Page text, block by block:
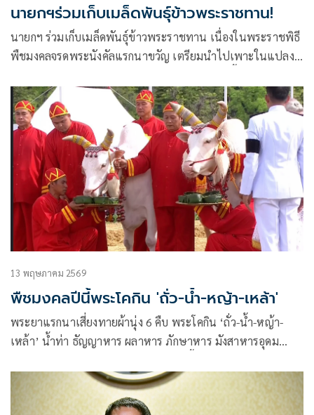
นายกฯร่วมเก็บเมล็ดพันธุ์ข้าวพระราชทาน!
นายกฯ ร่วมเก็บเมล็ดพันธุ์ข้าวพระราชทาน เนื่องในพระราชพิธี
พืชมงคลจรดพระนังคัลแรกนาขวัญ เตรียมนำไปเพาะในแปลง
13 พฤษภาคม 2569
พืชมงคลปีนี้พระโคกิน 'ถั่ว-น้ำ-หญ้า-เหล้า'
พระยาแรกนาเสี่ยงทายผ้านุ่ง 6 คืบ พระโคกิน ‘ถั่ว-น้ำ-หญ้า-
เหล้า’ น้ำท่า ธัญญาหาร ผลาหาร ภักษาหาร มังสาหารอุดม